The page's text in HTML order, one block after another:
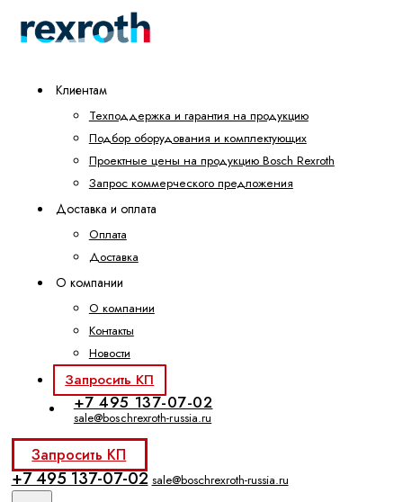
Клиентам
Техподдержка и гарантия на продукцию
Подбор оборудования и комплектующих
Проектные цены на продукцию Bosch Rexroth
Запрос коммерческого предложения
Доставка и оплата
Оплата
Доставка
О компании
О компании
Контакты
Новости
Запросить КП
+7 495 137-07-02
sale@boschrexroth-russia.ru
Запросить КП
+7 495 137-07-02 sale@boschrexroth-russia.ru